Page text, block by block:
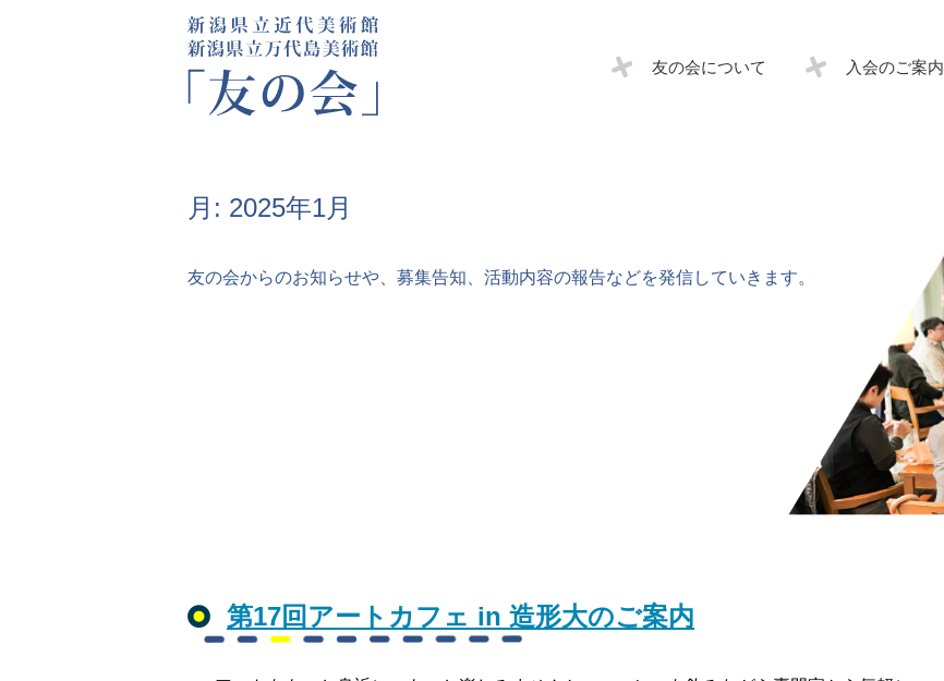
友の会について 入会のご案内
月: 2025年1月
友の会からのお知らせや、募集告知、活動内容の報告などを発信していきます。
第17回アートカフェ in 造形大のご案内